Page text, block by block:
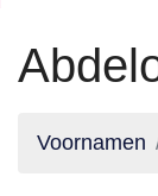
Voornamen